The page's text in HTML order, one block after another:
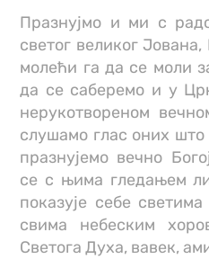
Празнујмо и ми с
светог великог
молећи га да се моли
да се саберемо и у
нерукотвореном
слушамо глас оних
празнујемо вечно
ce c њима гледањем
показује себе
свима небеским
Светога Духа, вавек,